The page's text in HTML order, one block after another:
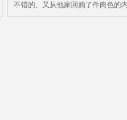
不错的、又从他家回购了件肉色的